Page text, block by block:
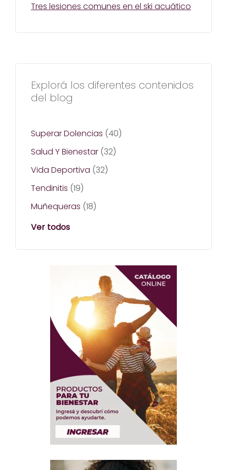
Tres lesiones comunes en el ski acuático
Explorá los diferentes contenidos
del blog
Superar Dolencias (40)
Salud Y Bienestar (32)
Vida Deportiva (32)
Tendinitis (19)
Muñequeras (18)
Ver todos